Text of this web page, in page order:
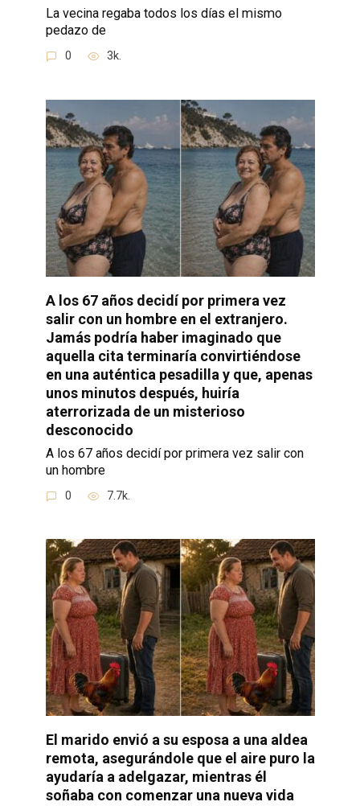
La vecina regaba todos los días el mismo
pedazo de
0 3k.
A los 67 años decidí por primera vez
salir con un hombre en el extranjero.
Jamás podría haber imaginado que
aquella cita terminaría convirtiéndose
en una auténtica pesadilla y que, apenas
unos minutos después, huiría
aterrorizada de un misterioso
desconocido
A los 67 años decidí por primera vez salir con
un hombre
0 7.7k.
El marido envió a su esposa a una aldea
remota, asegurándole que el aire puro la
ayudaría a adelgazar, mientras él
soñaba con comenzar una nueva vida